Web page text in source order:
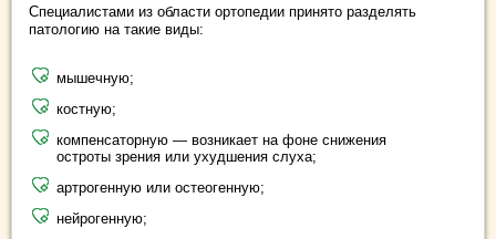
Специалистами из области ортопедии принято разделять
патологию на такие виды:
мышечную;
костную;
компенсаторную — возникает на фоне снижения
остроты зрения или ухудшения слуха;
артрогенную или остеогенную;
нейрогенную;